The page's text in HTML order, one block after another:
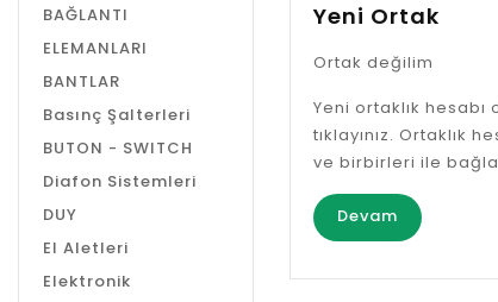
BAĞLANTI
ELEMANLARI
BANTLAR
Basınç Şalterleri
BUTON - SWITCH
Diafon Sistemleri
DUY
El Aletleri
Elektronik
Yeni Ortak
Ortak değilim
Yeni ortaklık
tıklayınız. Ortaklık
ve birbirleri ile
Devam